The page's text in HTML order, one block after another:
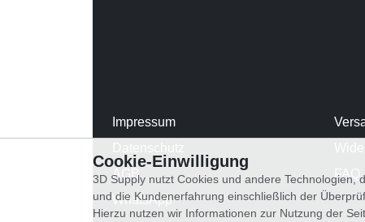
Impressum
AGB
WhatsApp
FAQ
Cookie-Einwilligung
3D Supply nutzt Cookies und andere
und die Kundenerfahrung einschließlich der
Hierzu nutzen wir Informationen zur Nutzung der